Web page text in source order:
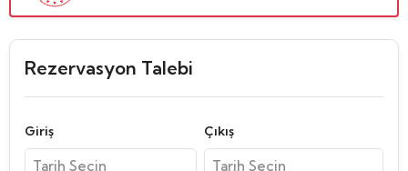
Rezervasyon Talebi
Giriş Çıkış